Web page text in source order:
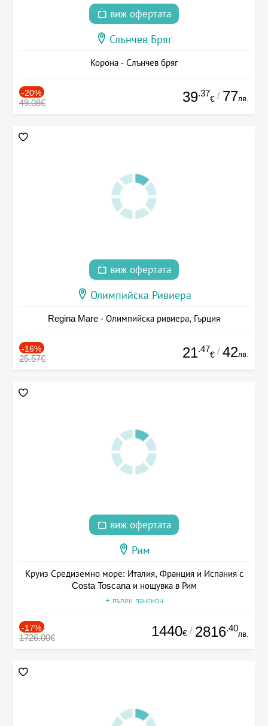
виж офертата
Слънчев Бряг
Корона - Слънчев бряг
-20%
49.08€ 39.37
€ / 77лв.
виж офертата
Олимпийска Ривиера
Regina Mare - Олимпийска ривиера, Гърция
-16%
25.57€ 21.47
€ / 42лв.
виж офертата
Рим
Круиз Средиземно море: Италия, Франция и Испания с
Costa Toscana и нощувка в Рим
+ пълен пансион
-17%
1726.00€ 1440€ / 2816.40
лв.